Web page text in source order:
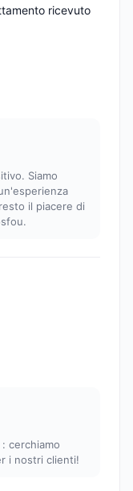
ricevuto
Siamo
il piacere di
cerchiamo
i nostri clienti!